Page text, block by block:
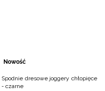
Nowość
Spodnie dresowe joggery chłopięce
- czarne